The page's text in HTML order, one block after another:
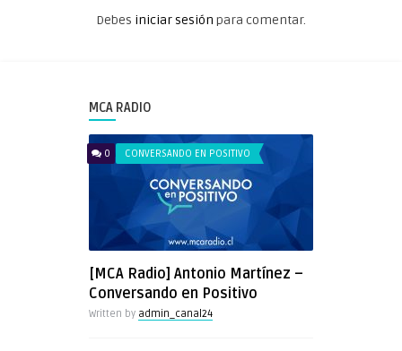
Debes iniciar sesión para comentar.
MCA RADIO
0 CONVERSANDO EN POSITIVO
[MCA Radio] Antonio Martínez –
Conversando en Positivo
Written by admin_canal24